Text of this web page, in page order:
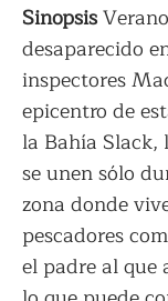
Sinopsis
desaparecido
inspectores
epicentro de
la Bahía
se unen sólo
zona donde
pescadores
el padre al que